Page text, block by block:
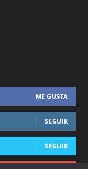
ME GUSTA
SEGUIR
SEGUIR